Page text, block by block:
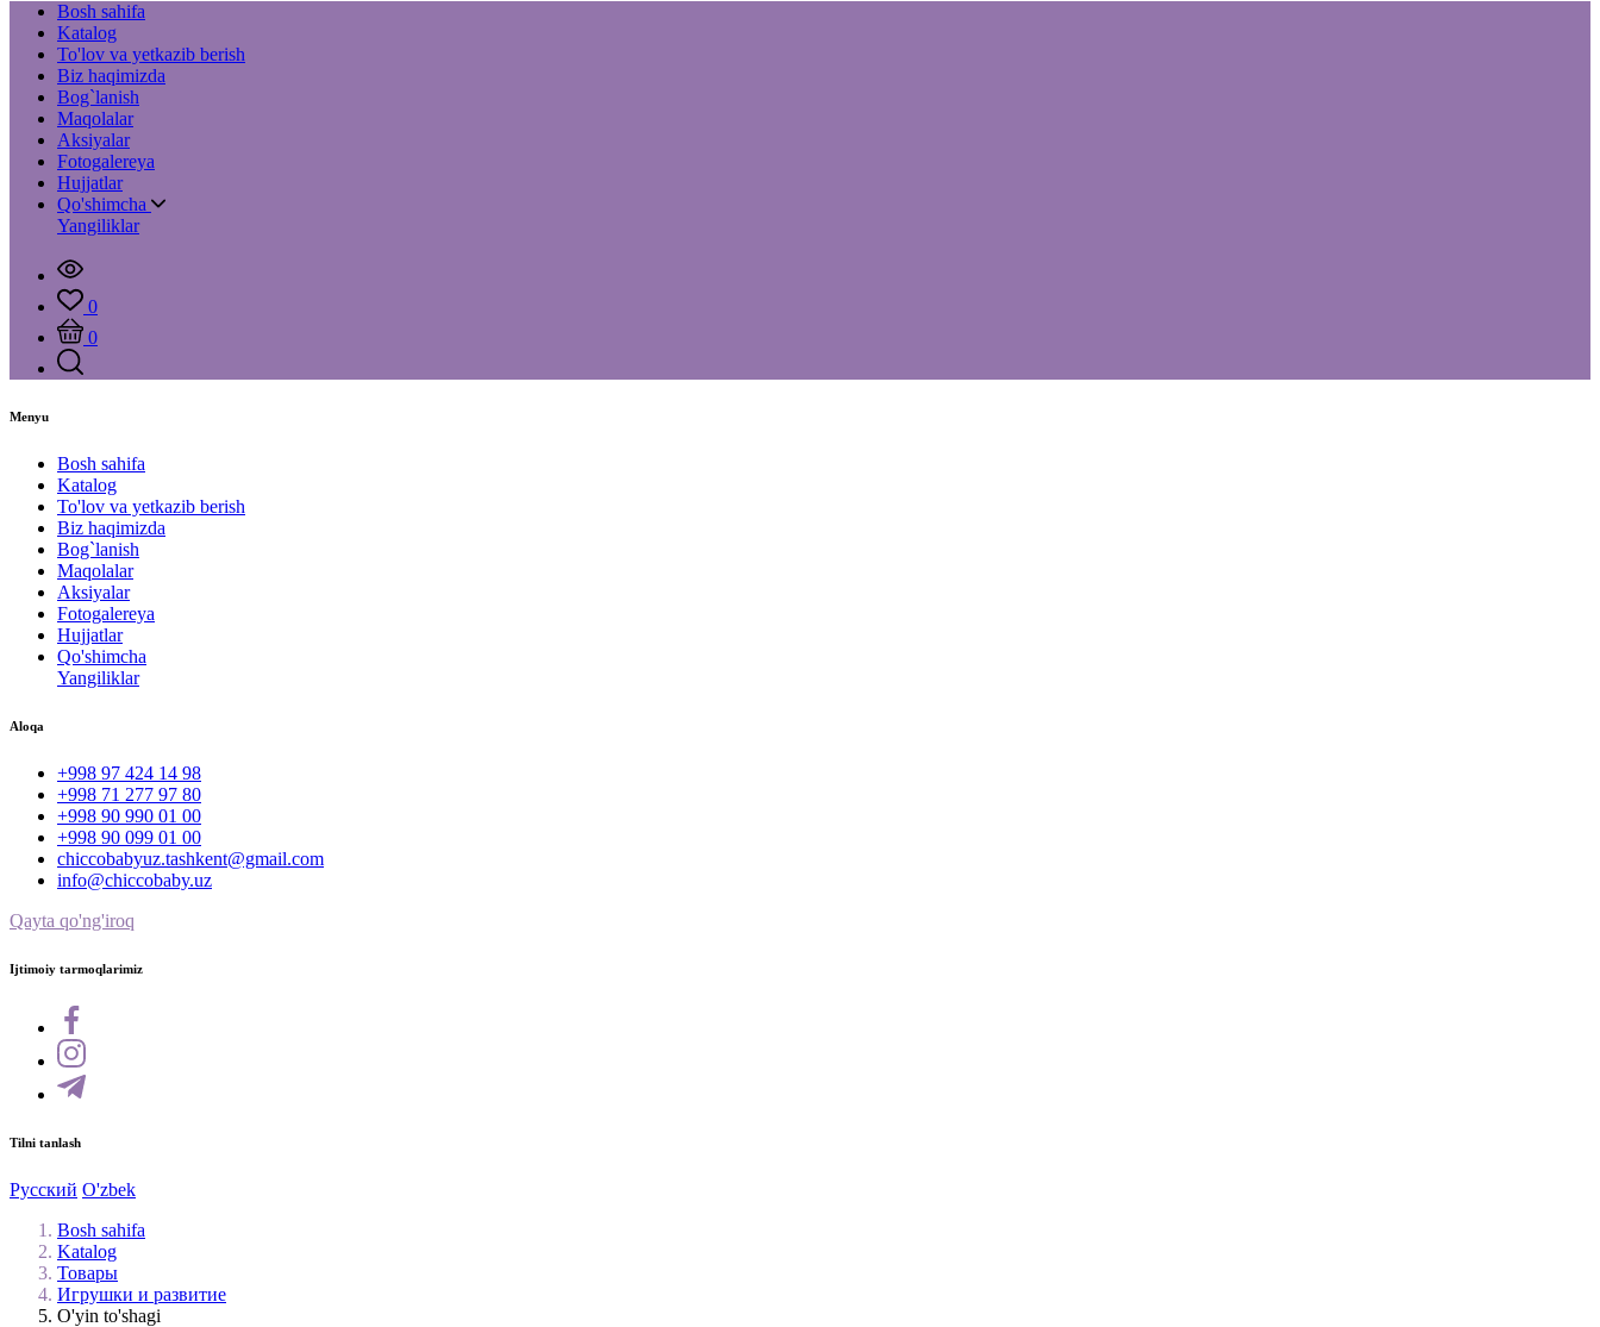
Bosh sahifa
Katalog
To'lov va yetkazib berish
Biz haqimizda
Bog`lanish
Maqolalar
Aksiyalar
Fotogalereya
Hujjatlar
Qo'shimcha
Yangiliklar
0
0
Menyu
Bosh sahifa
Katalog
To'lov va yetkazib berish
Biz haqimizda
Bog`lanish
Maqolalar
Aksiyalar
Fotogalereya
Hujjatlar
Qo'shimcha
Yangiliklar
Aloqa
+998 97 424 14 98
+998 71 277 97 80
+998 90 990 01 00
+998 90 099 01 00
chiccobabyuz.tashkent@gmail.com
info@chiccobaby.uz
Qayta qo'ng'iroq
Ijtimoiy tarmoqlarimiz
Tilni tanlash
Русский O'zbek
Bosh sahifa
Katalog
Товары
Игрушки и развитие
O'yin to'shagi